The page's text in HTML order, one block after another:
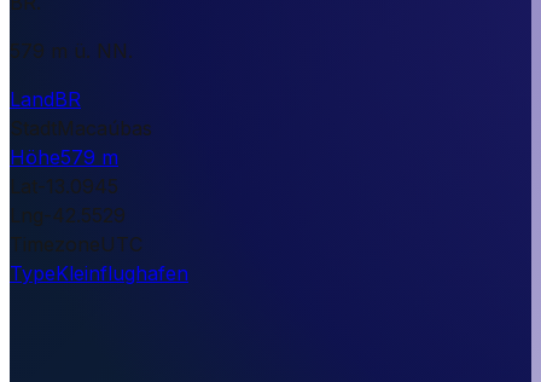
579 m ü. NN.
LandBR
StadtMacaúbas
Höhe579 m
Lat-13.0945
Lng-42.5529
TimezoneUTC
TypeKleinflughafen